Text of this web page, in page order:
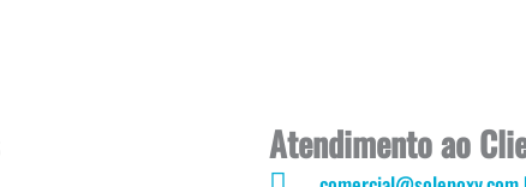
Atendimento ao